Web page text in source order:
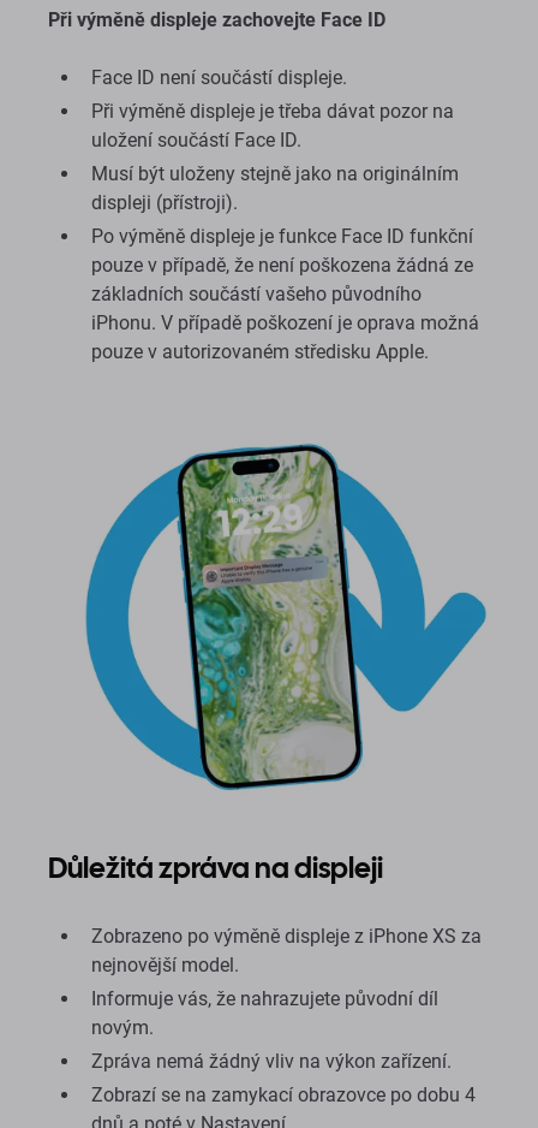
Při výměně displeje zachovejte Face ID
Face ID není součástí displeje.
Při výměně displeje je třeba dávat pozor na
uložení součástí Face ID.
Musí být uloženy stejně jako na originálním
displeji (přístroji).
Po výměně displeje je funkce Face ID funkční
pouze v případě, že není poškozena žádná ze
základních součástí vašeho původního
iPhonu. V případě poškození je oprava možná
pouze v autorizovaném středisku Apple.
Důležitá zpráva na displeji
Zobrazeno po výměně displeje z iPhone XS za
nejnovější model.
Informuje vás, že nahrazujete původní díl
novým.
Zpráva nemá žádný vliv na výkon zařízení.
Zobrazí se na zamykací obrazovce po dobu 4
dnů a poté v Nastavení.